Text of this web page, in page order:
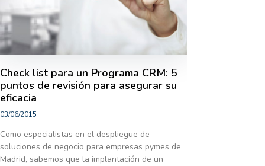
Check list para un Programa CRM: 5
puntos de revisión para asegurar su
eficacia
03/06/2015
Como especialistas en el despliegue de
soluciones de negocio para empresas pymes de
Madrid, sabemos que la implantación de un